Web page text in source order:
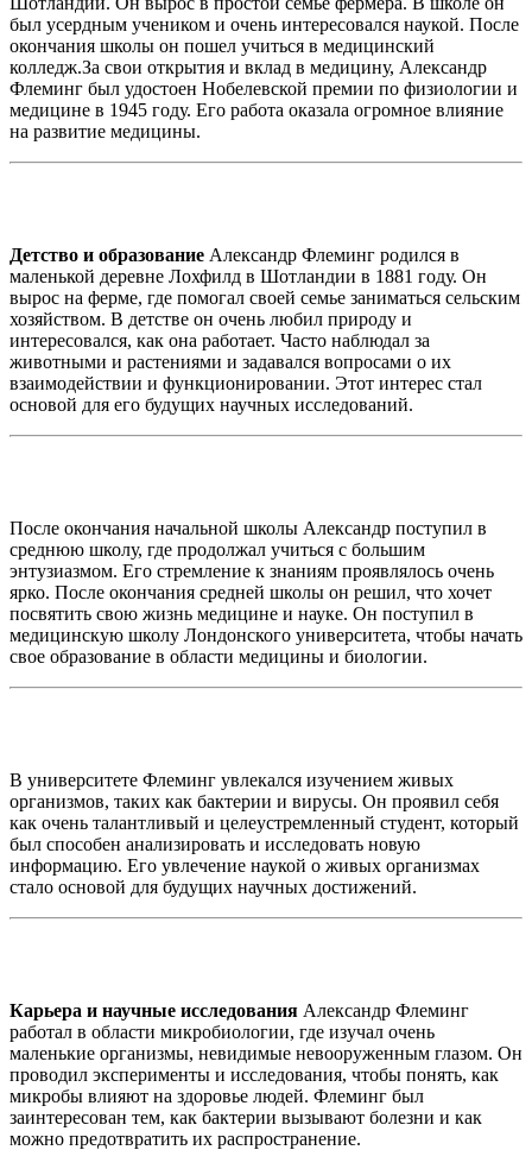
был усердным учеником и очень интересовался наукой. После
окончания школы он пошел учиться в медицинский
колледж.За свои открытия и вклад в медицину, Александр
Флеминг был удостоен Нобелевской премии по физиологии и
медицине в 1945 году. Его работа оказала огромное влияние
на развитие медицины.
Детство и образование Александр Флеминг родился в
маленькой деревне Лохфилд в Шотландии в 1881 году. Он
вырос на ферме, где помогал своей семье заниматься сельским
хозяйством. В детстве он очень любил природу и
интересовался, как она работает. Часто наблюдал за
животными и растениями и задавался вопросами о их
взаимодействии и функционировании. Этот интерес стал
основой для его будущих научных исследований.
После окончания начальной школы Александр поступил в
среднюю школу, где продолжал учиться с большим
энтузиазмом. Его стремление к знаниям проявлялось очень
ярко. После окончания средней школы он решил, что хочет
посвятить свою жизнь медицине и науке. Он поступил в
медицинскую школу Лондонского университета, чтобы начать
свое образование в области медицины и биологии.
В университете Флеминг увлекался изучением живых
организмов, таких как бактерии и вирусы. Он проявил себя
как очень талантливый и целеустремленный студент, который
был способен анализировать и исследовать новую
информацию. Его увлечение наукой о живых организмах
стало основой для будущих научных достижений.
Карьера и научные исследования Александр Флеминг
работал в области микробиологии, где изучал очень
маленькие организмы, невидимые невооруженным глазом. Он
проводил эксперименты и исследования, чтобы понять, как
микробы влияют на здоровье людей. Флеминг был
заинтересован тем, как бактерии вызывают болезни и как
можно предотвратить их распространение.